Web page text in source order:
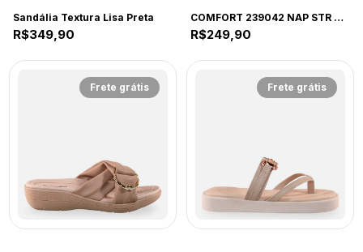
Sandália Textura Lisa Preta
R$349,90
COMFORT 239042 NAP STR CACAU 40 CAU 239042 CACAU
R$249,90
Frete grátis Frete grátis